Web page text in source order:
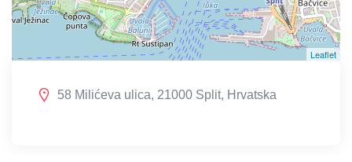
Leaflet
58 Milićeva ulica, 21000 Split, Hrvatska